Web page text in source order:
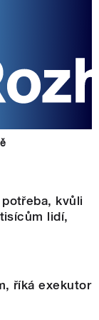
kvůli
lidí,
říká exekutor